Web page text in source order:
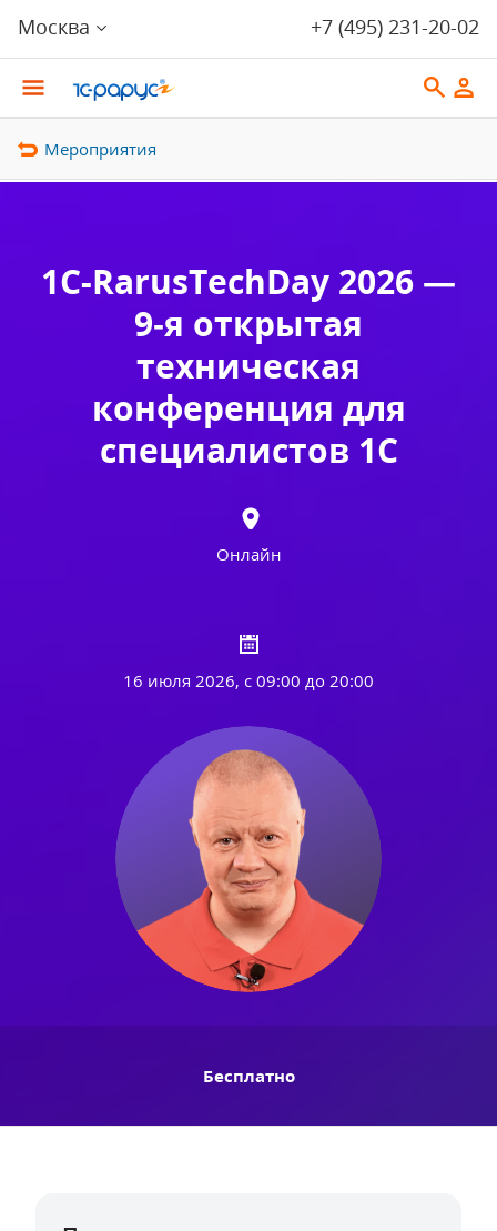
Москва +7 (495) 231-20-02
Мероприятия
1C-RarusTechDay 2026 —
9‑я открытая
техническая
конференция для
специалистов 1С
Онлайн
16 июля 2026, с 09:00 до 20:00
Бесплатно